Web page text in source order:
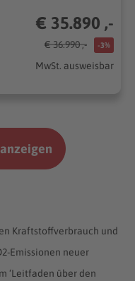
€ 35.890 ,-
€ 36.990 ,- -3%
MwSt. ausweisbar
Kraftstoffverbrauch und
Emissionen neuer
‘Leitfaden über den